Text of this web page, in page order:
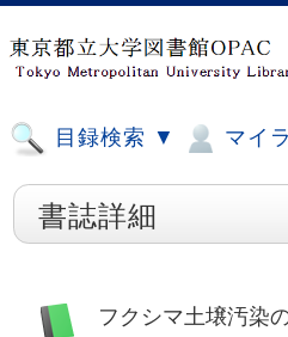
目録検索 ▼ マイ
書誌詳細
フクシマ土壌汚染